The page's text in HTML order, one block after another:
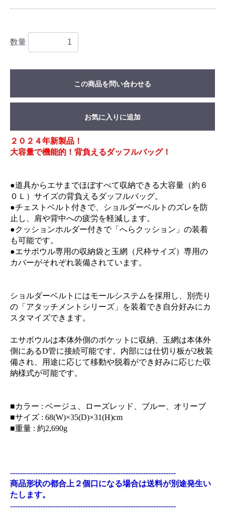
数量
この商品を問い合わせる
お気に入りに追加
２０２４年新製品！
大容量で機能的！背負えるダッフルバッグ！
●道具からエサまでほぼすべて収納できる大容量（約６
０Ｌ）サイズの背負えるダッフルバッグ。
●チェストベルト付きで、ショルダーベルトのズレを防
止し、肩や背中への疲労を軽減します。
●クッションホルダー付きで「へらクッション」の装着
も可能です。
●エサボウル専用の収納袋と玉網（尺枠サイズ）専用の
カバーがそれぞれ装備されています。
ショルダーベルトにはモールシステムを採用し、別売り
の「アタッチメントシリーズ」を装着でき自分好みにカ
スタマイズできます。
エサボウルは本体外側のポケットに収納、玉網は本体外
側にあるD管に接続可能です。内部には仕切り板が2枚装
備され、用途に応じて移動や脱着ができ好みに応じた収
納様式が可能です。
■カラー : ベージュ、ローズレッド、ブルー、オリーブ
■サイズ : 68(W)×35(D)×31(H)cm
■重量 : 約2,690g
------------------------------------------------------------------
商品形状の都合上２個口になる場合は送料が別途発生い
たします。
------------------------------------------------------------------